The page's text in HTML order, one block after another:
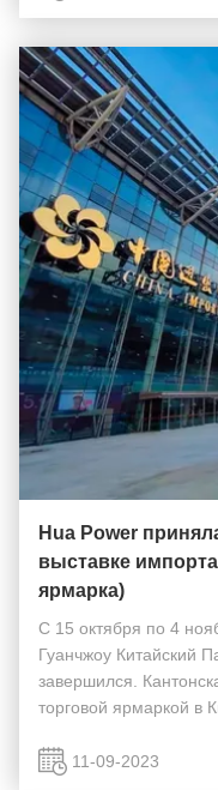
Hua Power
выставке
ярмарка)
С 15 октября по 4
Гуанчжоу Китайский
завершился.
торговой ярмаркой в
в три фразы.000
11-09-2023